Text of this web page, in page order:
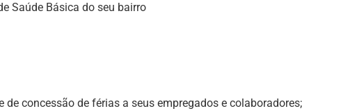
Saúde Básica do seu bairro
concessão de férias a seus empregados e colaboradores;